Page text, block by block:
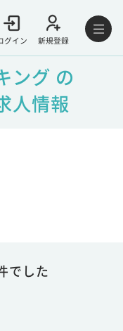
グイン 新規登録
ング の
人情報
でした